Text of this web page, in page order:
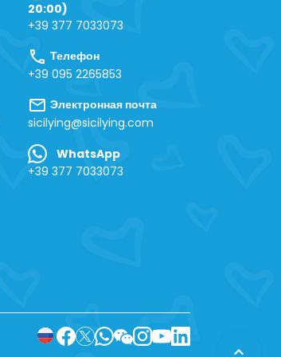
20:00)
+39 377 7033073
call Телефон
+39 095 2265853
mail Электронная почта
sicilying@sicilying.com
WhatsApp
+39 377 7033073
expand_less